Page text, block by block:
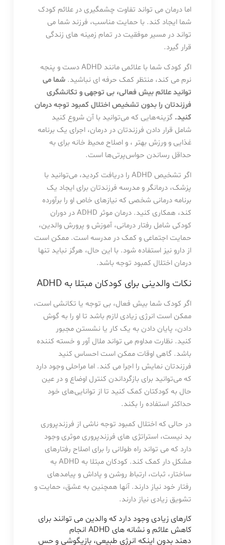
اما درمان می تواند تفاوت چشمگیری در علائم کودک
شما ایجاد کند. با حمایت مناسب، فرزند شما می
تواند در مسیر موفقیت در تمام زمینه های زندگی
قرار گیرد.
اگر کودک شما با علائمی مانند ADHD دست و پنجه
نرم می کند، منتظر کمک حرفه ای نباشید. شما می
توانید علائم بیش فعالی، بی توجهی و تکانشگری
فرزندتان را بدون تشخیص اختلال کمبود توجه درمان
کنید. گزینه‌هایی که می‌توانید با آن شروع کنید
شامل قرار دادن فرزندتان در درمان، اجرای یک برنامه
غذایی و ورزش بهتر ، و اصلاح محیط خانه برای به
حداقل رساندن حواس‌پرتی‌ها است.
اگر تشخیص ADHD را دریافت کردید، می‌توانید با
پزشک، درمانگر و مدرسه فرزندتان برای ایجاد یک
برنامه درمانی شخصی که نیازهای خاص او را برآورده
کند، همکاری کنید. درمان موثر ADHD در دوران
کودکی شامل رفتار درمانی، آموزش و پرورش والدین،
حمایت اجتماعی و کمک در مدرسه است. ممکن است
از دارو نیز استفاده شود. با این حال، هرگز نباید تنها
درمان اختلال کمبود توجه باشد.
نکات والدینی برای کودکان مبتلا به ADHD
اگر کودک شما بیش فعال، بی توجه یا تکانشی است،
ممکن است انرژی زیادی لازم باشد تا او را به گوش
دادن، پایان دادن به یک کار یا نشستن مجبور
کنید. نظارت مداوم می تواند ملال آور و خسته کننده
باشد. گاهی اوقات ممکن است احساس کنید
فرزندتان نمایش را اجرا می کند. اما مراحلی وجود دارد
که می‌توانید برای بازگرداندن کنترل اوضاع و در عین
حال به کودکتان کمک کنید تا از توانایی‌های خود
حداکثر استفاده را بکند.
در حالی که اختلال کمبود توجه ناشی از فرزندپروری
بد نیست، استراتژی های فرزندپروری موثری وجود
دارد که می تواند راه طولانی را برای اصلاح رفتارهای
مشکل دار کمک کند. کودکان مبتلا به ADHD به
ساختار، ثبات، ارتباط روشن و پاداش و پیامدهای
رفتار خود نیاز دارند. آنها همچنین به عشق، حمایت و
تشویق زیادی نیاز دارند.
کارهای زیادی وجود دارد که والدین می توانند برای
کاهش علائم و نشانه های ADHD انجام
دهند بدون اینکه انرژی طبیعی، بازیگوشی و حس